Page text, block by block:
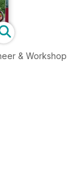
& Workshop
his
on how to